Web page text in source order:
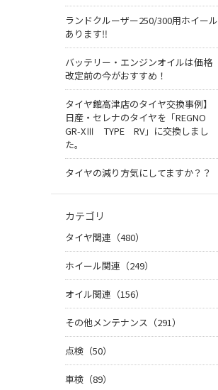
ランドクルーザー250/300用ホイール
あります‼
バッテリー・エンジンオイルは価格
改定前の今がおすすめ！
タイヤ館高津店のタイヤ交換事例】
日産・セレナのタイヤを「REGNO
GR-XⅢ TYPE RV」に交換しまし
た。
タイヤの減り方気にしてますか？？
カテゴリ
タイヤ関連（480）
ホイール関連（249）
オイル関連（156）
その他メンテナンス（291）
点検（50）
車検（89）